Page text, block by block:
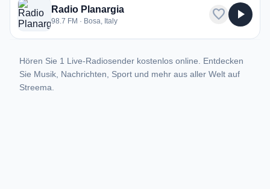
Radio Planargia
98.7 FM · Bosa, Italy favorite play_arrow
Hören Sie 1 Live-Radiosender kostenlos online. Entdecken
Sie Musik, Nachrichten, Sport und mehr aus aller Welt auf
Streema.